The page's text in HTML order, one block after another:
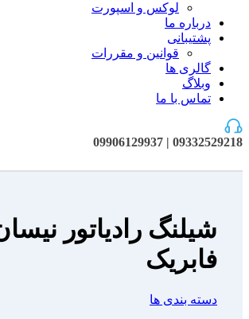
لوکس و اسپورت
درباره ما
پشتیبانی
قوانین و مقررات
گالری ها
وبلاگ
تماس با ما
09332529218 | 09906129937
شیلنگ رادیاتور
فابریک
دسته بندی ها